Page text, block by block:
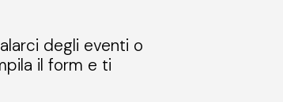
degli eventi o
il form e ti